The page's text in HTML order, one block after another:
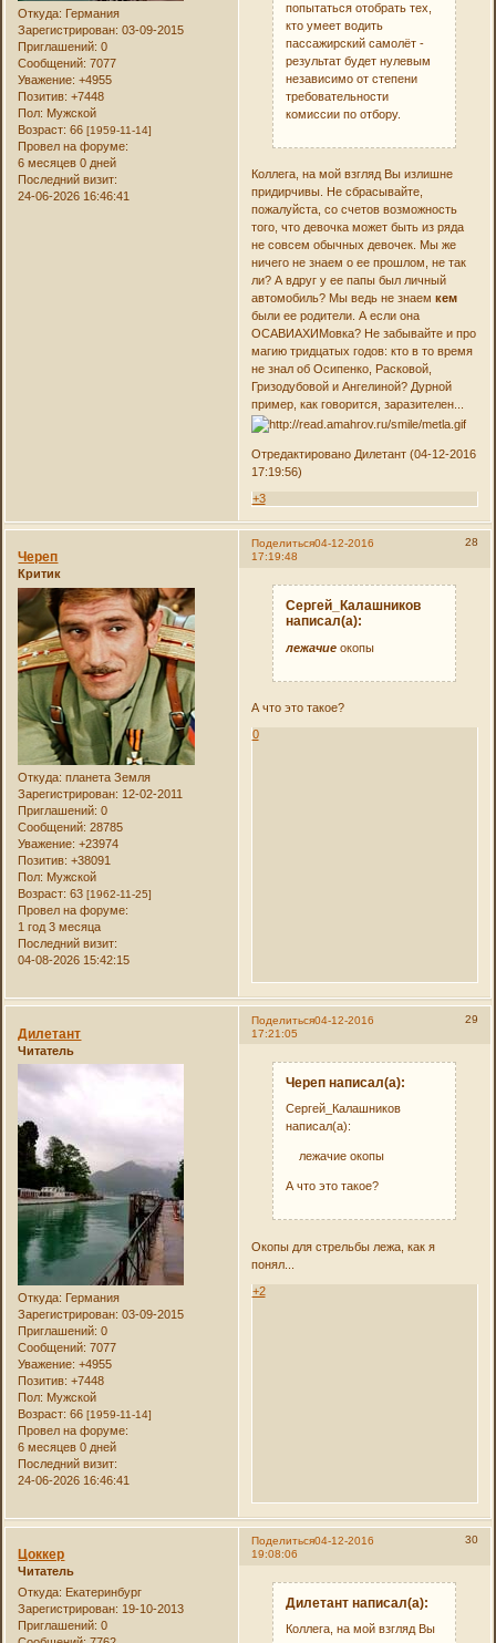
Откуда: Германия
Зарегистрирован: 03-09-2015
Приглашений: 0
Сообщений: 7077
Уважение: +4955
Позитив: +7448
Пол: Мужской
Возраст: 66[1959-11-14]
Провел на форуме:
6 месяцев 0 дней
Последний визит:
24-06-2026 16:46:41
попытаться отобрать тех,
кто умеет водить
пассажирский самолёт -
результат будет нулевым
независимо от степени
требовательности
комиссии по отбору.
Коллега, на мой взгляд Вы излишне
придирчивы. Не сбрасывайте,
пожалуйста, со счетов возможность
того, что девочка может быть из ряда
не совсем обычных девочек. Мы же
ничего не знаем о ее прошлом, не так
ли? А вдруг у ее папы был личный
автомобиль? Мы ведь не знаем кем
были ее родители. А если она
ОСАВИАХИМовка? Не забывайте и про
магию тридцатых годов: кто в то время
не знал об Осипенко, Расковой,
Гризодубовой и Ангелиной? Дурной
пример, как говорится, заразителен...
Отредактировано Дилетант (04-12-2016
17:19:56)
+3
Поделиться 28
04-12-2016
17:19:48
Череп
Критик
Откуда: планета Земля
Зарегистрирован: 12-02-2011
Приглашений: 0
Сообщений: 28785
Уважение: +23974
Позитив: +38091
Пол: Мужской
Возраст: 63[1962-11-25]
Провел на форуме:
1 год 3 месяца
Последний визит:
04-08-2026 15:42:15
Сергей_Калашников
написал(а):
лежачиеокопы
А что это такое?
0
Поделиться 29
04-12-2016
17:21:05
Дилетант
Читатель
Откуда: Германия
Зарегистрирован: 03-09-2015
Приглашений: 0
Сообщений: 7077
Уважение: +4955
Позитив: +7448
Пол: Мужской
Возраст: 66[1959-11-14]
Провел на форуме:
6 месяцев 0 дней
Последний визит:
24-06-2026 16:46:41
Череп написал(а):
Сергей_Калашников
написал(а):
лежачие окопы
А что это такое?
Окопы для стрельбы лежа, как я
понял...
+2
Поделиться 30
04-12-2016
19:08:06
Цоккер
Читатель
Откуда: Екатеринбург
Зарегистрирован: 19-10-2013
Приглашений: 0
Дилетант написал(а):
Коллега, на мой взгляд Вы